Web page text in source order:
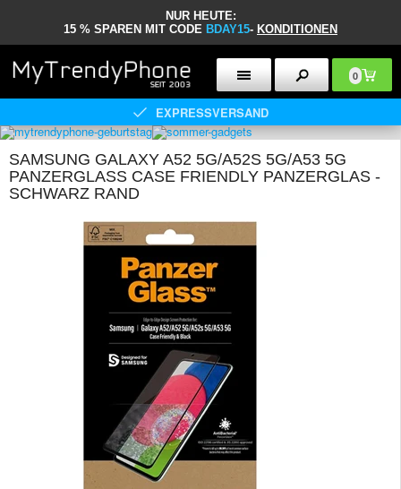
NUR HEUTE:
15 % SPAREN MIT CODE BDAY15- KONDITIONEN
0
EXPRESSVERSAND
SAMSUNG GALAXY A52 5G/A52S 5G/A53 5G
PANZERGLASS CASE FRIENDLY PANZERGLAS -
SCHWARZ RAND